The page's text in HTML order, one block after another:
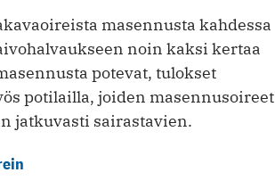
masennusta kahdessa
noin kaksi kertaa
potevat, tulokset
potilailla, joiden masennusoireet
jatkuvasti sairastavien.